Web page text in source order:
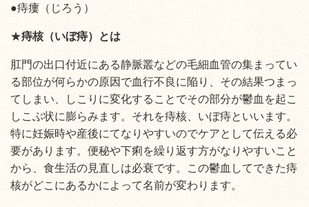
●痔瘻（じろう）
★痔核（いぼ痔）とは
肛門の出口付近にある静脈叢などの毛細血管の集まってい
る部位が何らかの原因で血行不良に陥り、その結果つまっ
てしまい、しこりに変化することでその部分が鬱血を起こ
しこぶ状に膨らみます。それを痔核、いぼ痔といいます。
特に妊娠時や産後にてなりやすいのでケアとして伝える必
要があります。便秘や下痢を繰り返す方がなりやすいこと
から、食生活の見直しは必衰です。この鬱血してできた痔
核がどこにあるかによって名前が変わります。